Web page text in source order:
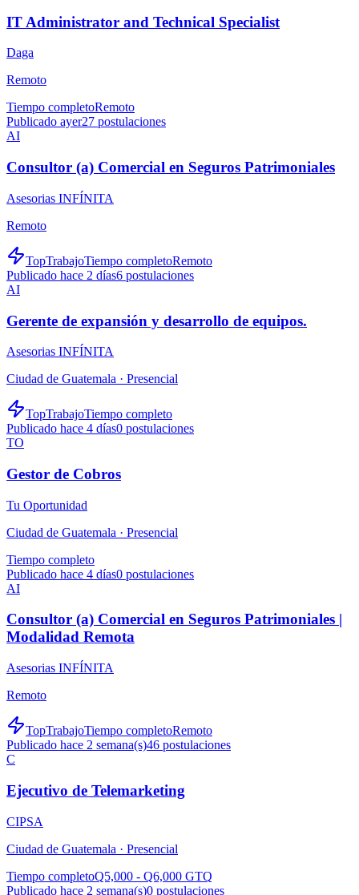
IT Administrator and Technical Specialist
Daga
Remoto
Tiempo completoRemoto
Publicado ayer27 postulaciones
AI
Consultor (a) Comercial en Seguros Patrimoniales
Asesorias INFÍNITA
Remoto
TopTrabajoTiempo completoRemoto
Publicado hace 2 días6 postulaciones
AI
Gerente de expansión y desarrollo de equipos.
Asesorias INFÍNITA
Ciudad de Guatemala · Presencial
TopTrabajoTiempo completo
Publicado hace 4 días0 postulaciones
TO
Gestor de Cobros
Tu Oportunidad
Ciudad de Guatemala · Presencial
Tiempo completo
Publicado hace 4 días0 postulaciones
AI
Consultor (a) Comercial en Seguros Patrimoniales |
Modalidad Remota
Asesorias INFÍNITA
Remoto
TopTrabajoTiempo completoRemoto
Publicado hace 2 semana(s)46 postulaciones
C
Ejecutivo de Telemarketing
CIPSA
Ciudad de Guatemala · Presencial
Tiempo completoQ5,000 - Q6,000 GTQ
Publicado hace 2 semana(s)0 postulaciones